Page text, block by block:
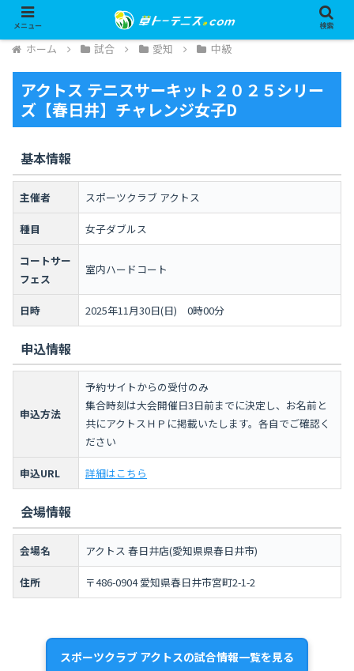
ホーム 試合 愛知 中級
アクトス テニスサーキット２０２５シリー
ズ【春日井】チャレンジ女子D
基本情報
主催者 スポーツクラブ アクトス
種目 女子ダブルス
コートサー
フェス
室内ハードコート
日時 2025年11月30日(日) 0時00分
申込情報
申込方法
予約サイトからの受付のみ
集合時刻は大会開催日3日前までに決定し、お名前と
共にアクトスＨＰに掲載いたします。各自でご確認く
ださい
申込URL 詳細はこちら
会場情報
会場名 アクトス 春日井店(愛知県県春日井市)
住所 〒486-0904 愛知県春日井市宮町2-1-2
スポーツクラブ アクトスの試合情報一覧を見る
メニュー 検索